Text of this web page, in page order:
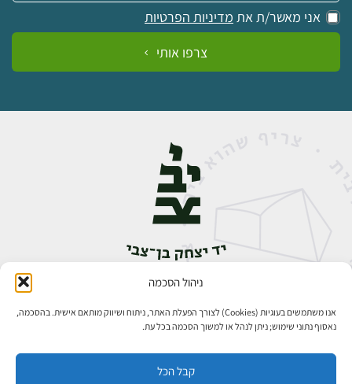
ניהול הסכמה
אנו משתמשים בעוגיות (Cookies) לצורך הפעלת האתר, ניתוח ושיווק מותאם אישית. בהסכמה,
נאסוף נתוני שימוש; ניתן לנהל או למשוך הסכמה בכל עת.
קבל הכל
אני מאשר/ת את מדיניות הפרטיות
צרפו אותי
אבן גבירול 14, רחביה, ירושלים